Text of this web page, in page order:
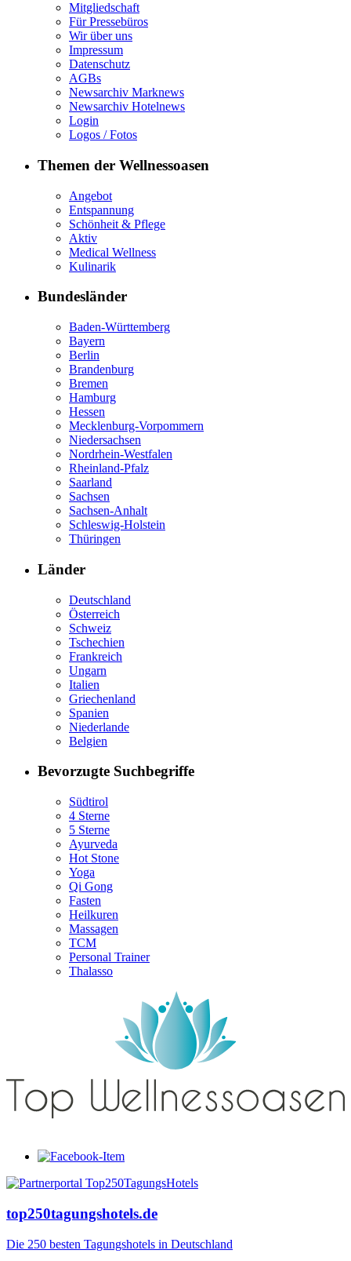
Mitgliedschaft
Für Pressebüros
Wir über uns
Impressum
Datenschutz
AGBs
Newsarchiv Marknews
Newsarchiv Hotelnews
Login
Logos / Fotos
Themen der Wellnessoasen
Angebot
Entspannung
Schönheit & Pflege
Aktiv
Medical Wellness
Kulinarik
Bundesländer
Baden-Württemberg
Bayern
Berlin
Brandenburg
Bremen
Hamburg
Hessen
Mecklenburg-Vorpommern
Niedersachsen
Nordrhein-Westfalen
Rheinland-Pfalz
Saarland
Sachsen
Sachsen-Anhalt
Schleswig-Holstein
Thüringen
Länder
Deutschland
Österreich
Schweiz
Tschechien
Frankreich
Ungarn
Italien
Griechenland
Spanien
Niederlande
Belgien
Bevorzugte Suchbegriffe
Südtirol
4 Sterne
5 Sterne
Ayurveda
Hot Stone
Yoga
Qi Gong
Fasten
Heilkuren
Massagen
TCM
Personal Trainer
Thalasso
top250tagungshotels.de
Die 250 besten Tagungshotels in Deutschland